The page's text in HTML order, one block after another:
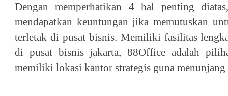
Dengan memperhatikan 4 hal penting
mendapatkan keuntungan jika memutuskan
terletak di pusat bisnis. Memiliki fasilitas
di pusat bisnis jakarta, 88Office adalah
memiliki lokasi kantor strategis guna menunjang